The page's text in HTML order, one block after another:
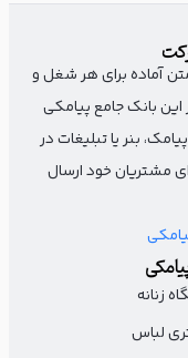
باشد تا مشتری
را ثبت کند. پس در
زمانی مشخص کنید و به
فرصت ویژه‌ای را از
آماده برای هر شغل و
بانک جامع پیامکی
بنر یا تبلیغات در
مشتریان خود ارسال
زنانه
لباس